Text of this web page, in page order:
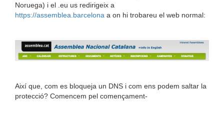
Noruega) i el .eu us redirigeix a
https://assemblea.barcelona a on hi trobareu el web normal:
Així que, com es bloqueja un DNS i com ens podem saltar la
protecció? Comencem pel començament-